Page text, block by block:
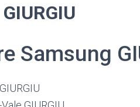
GIURGIU
Samsung